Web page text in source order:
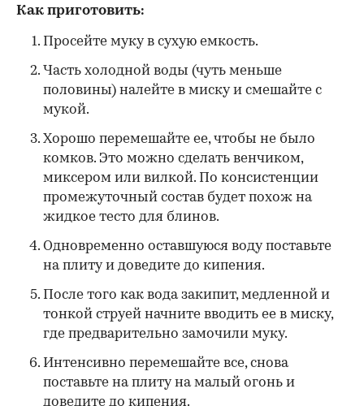
Как приготовить:
Просейте муку в сухую емкость.
Часть холодной воды (чуть меньше
половины) налейте в миску и смешайте с
мукой.
Хорошо перемешайте ее, чтобы не было
комков. Это можно сделать венчиком,
миксером или вилкой. По консистенции
промежуточный состав будет похож на
жидкое тесто для блинов.
Одновременно оставшуюся воду поставьте
на плиту и доведите до кипения.
После того как вода закипит, медленной и
тонкой струей начните вводить ее в миску,
где предварительно замочили муку.
Интенсивно перемешайте все, снова
поставьте на плиту на малый огонь и
доведите до кипения.